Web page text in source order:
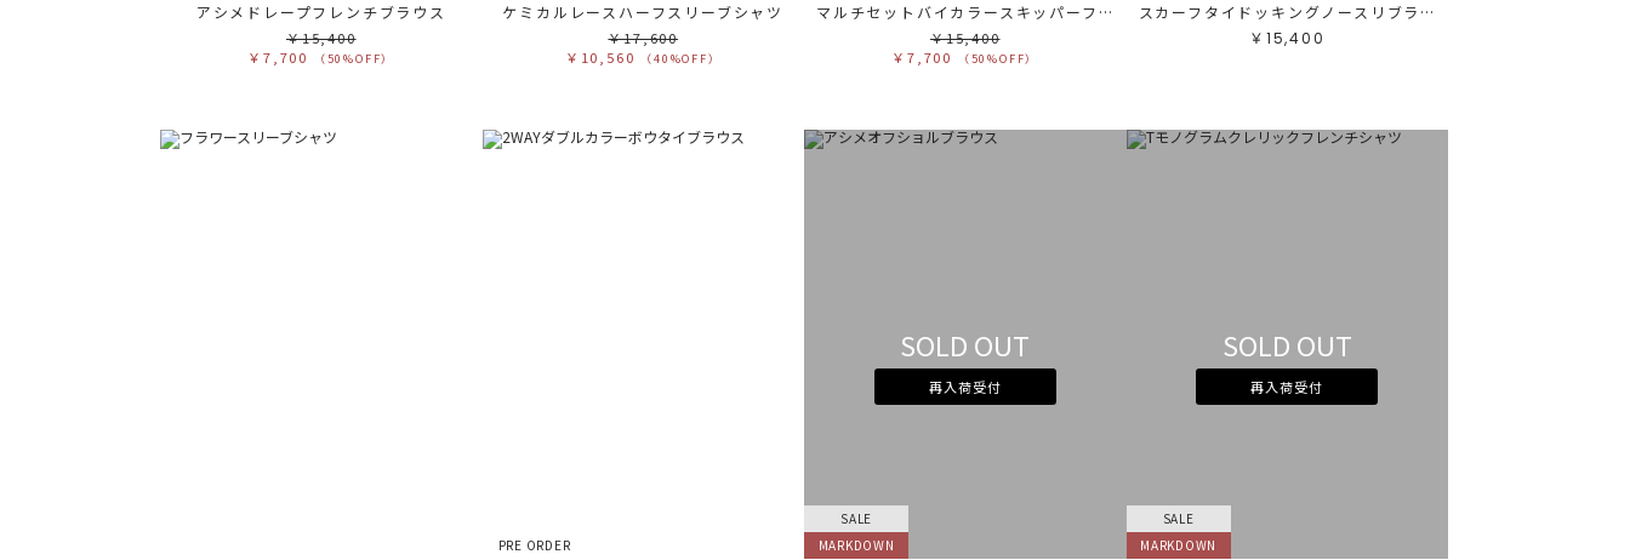
アシメドレープフレンチブラウス
￥15,400
￥7,700
（50%OFF）
ケミカルレースハーフスリーブシャツ
￥17,600
￥10,560
（40%OFF）
マルチセットバイカラースキッパーフレンチブラウス
￥15,400
￥7,700
（50%OFF）
スカーフタイドッキングノースリブラウス
￥15,400
PRE ORDER
SOLD OUT
再入荷受付
SALE
MARKDOWN
SOLD OUT
再入荷受付
SALE
MARKDOWN